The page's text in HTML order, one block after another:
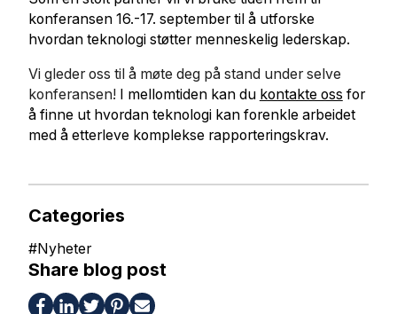
konferansen 16.-17. september til å utforske
hvordan teknologi støtter menneskelig lederskap.
Vi gleder oss til å møte deg på stand under selve
konferansen!
I mellomtiden kan du kontakte oss for
å finne ut hvordan teknologi kan forenkle arbeidet
med å etterleve komplekse rapporteringskrav.
Categories
#Nyheter
Share blog post